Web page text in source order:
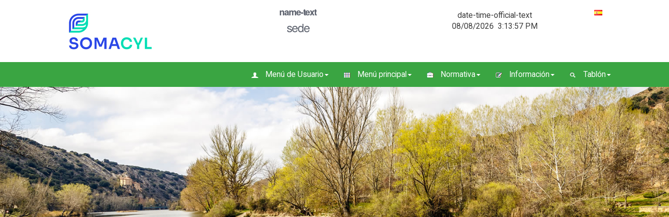
name-text
sede
date-time-official-text
08/08/2026 3:13:58 PM
Menú de Usuario Menú principal Normativa Información Tablón